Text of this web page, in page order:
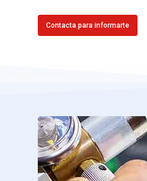
Contacta para informarte